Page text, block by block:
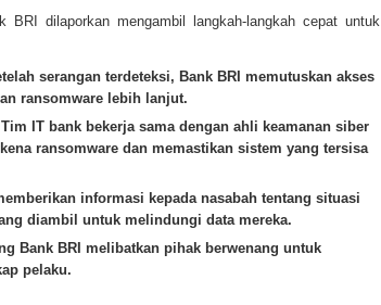
BRI dilaporkan mengambil langkah-langkah cepat untuk
serangan terdeteksi, Bank BRI memutuskan akses
ransomware lebih lanjut.
Tim IT bank bekerja sama dengan ahli keamanan siber
ransomware dan memastikan sistem yang tersisa
informasi kepada nasabah tentang situasi
diambil untuk melindungi data mereka.
Bank BRI melibatkan pihak berwenang untuk
pelaku.